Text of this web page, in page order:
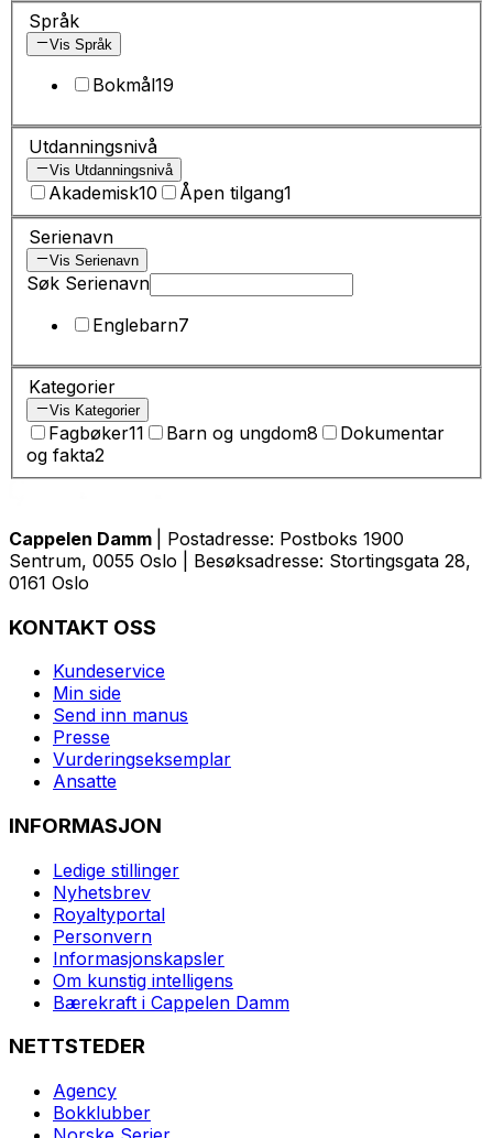
Språk
Vis Språk
Bokmål19
Utdanningsnivå
Vis Utdanningsnivå
Akademisk10 Åpen tilgang1
Serienavn
Vis Serienavn
Søk Serienavn
Englebarn7
Kategorier
Vis Kategorier
Fagbøker11 Barn og ungdom8
Dokumentar
og fakta2
Cappelen Damm
| Postadresse: Postboks 1900
Sentrum, 0055 Oslo | Besøksadresse: Stortingsgata 28,
0161 Oslo
KONTAKT OSS
Kundeservice
Min side
Send inn manus
Presse
Vurderingseksemplar
Ansatte
INFORMASJON
Ledige stillinger
Nyhetsbrev
Royaltyportal
Personvern
Informasjonskapsler
Om kunstig intelligens
Bærekraft i Cappelen Damm
NETTSTEDER
Agency
Bokklubber